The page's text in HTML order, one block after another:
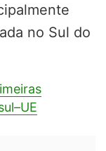
no Sul do